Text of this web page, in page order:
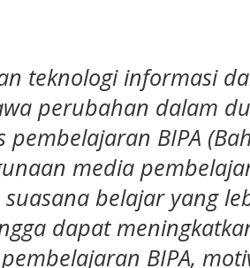
teknologi informasi
perubahan dalam
pembelajaran BIPA
media
belajar yang
dapat
BIPA,